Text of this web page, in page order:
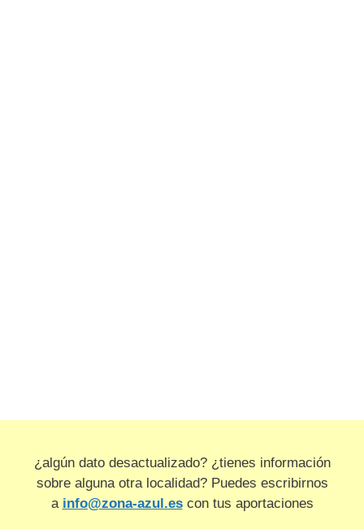
¿algún dato desactualizado? ¿tienes información
sobre alguna otra localidad? Puedes escribirnos
a info@zona-azul.escon tus aportaciones